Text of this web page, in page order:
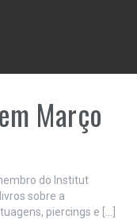
Março
do Institut
sobre a
piercings e […]